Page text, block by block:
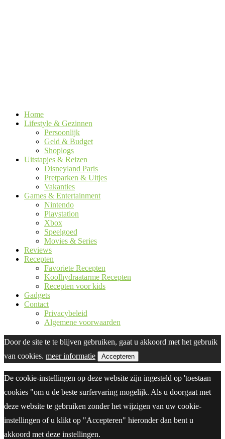
Home
Lifestyle & Gezinnen
Persoonlijk
Geld & Budget
Shoplogs
Uitstapjes & Reizen
Disneyland Paris
Pretparken & Uitjes
Vakanties
Games & Entertainment
Nintendo
Playstation
Xbox
Speelgoed
Movies & Series
Reviews
Recepten
Favoriete Recepten
Koolhydraatarme Recepten
Recepten voor kids
Gadgets
Contact
Privacybeleid
Algemene voorwaarden
Door de site te te blijven gebruiken, gaat u akkoord met het gebruik
van cookies. meer informatie Accepteren
De cookie-instellingen op deze website zijn ingesteld op 'toestaan
cookies "om u de beste surfervaring mogelijk. Als u doorgaat met
deze website te gebruiken zonder het wijzigen van uw cookie-
instellingen of u klikt op "Accepteren" hieronder dan bent u
akkoord met deze instellingen.